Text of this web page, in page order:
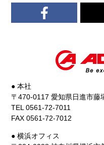
● 本社
〒470-0117 愛知県日進市藤
TEL 0561-72-7011
FAX 0561-72-7012
● 横浜オフィス